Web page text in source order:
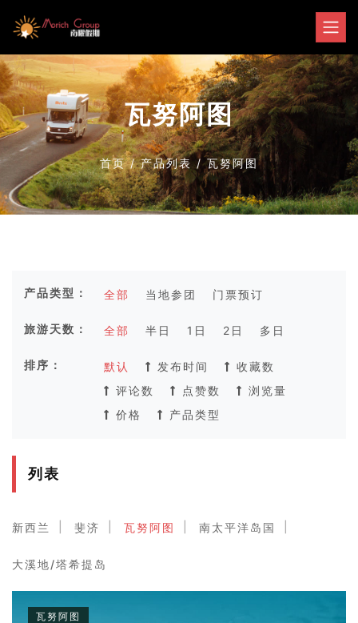
瓦努阿图
首页/产品列表 /瓦努阿图
产品类型： 全部 当地参团 门票预订
旅游天数： 全部 半日 1日 2日 多日
排序： 默认 发布时间
收藏数
评论数
点赞数
浏览量
价格
产品类型
列表
新西兰 斐济 瓦努阿图 南太平洋岛国
大溪地/塔希提岛
瓦努阿图